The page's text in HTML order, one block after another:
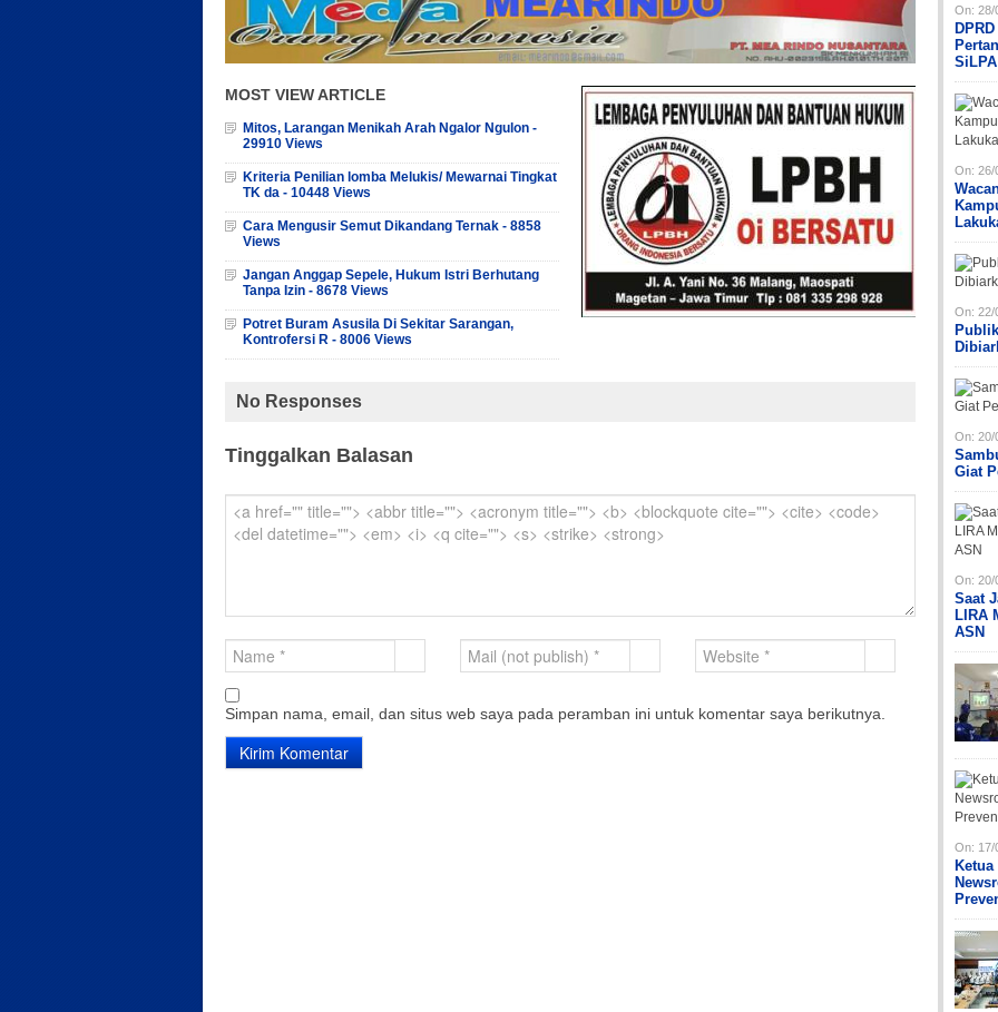
MOST VIEW ARTICLE
Mitos, Larangan Menikah Arah Ngalor Ngulon -
29910 Views
Kriteria Penilian lomba Melukis/ Mewarnai Tingkat
TK da - 10448 Views
Cara Mengusir Semut Dikandang Ternak - 8858
Views
Jangan Anggap Sepele, Hukum Istri Berhutang
Tanpa Izin - 8678 Views
Potret Buram Asusila Di Sekitar Sarangan,
Kontrofersi R - 8006 Views
No Responses
Tinggalkan Balasan
Simpan nama, email, dan situs web saya pada peramban ini untuk komentar saya berikutnya.
On: 28/
On: 26/
On: 22/
On: 20/
Giat
On: 20/
Saat
LIRA
ASN
On: 17/